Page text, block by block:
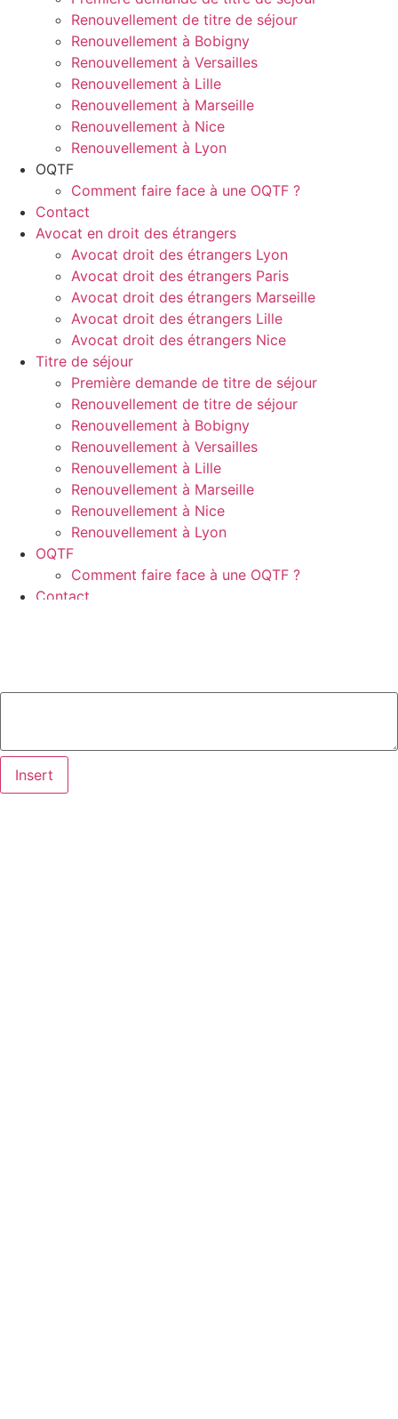
Renouvellement de titre de séjour
Renouvellement à Bobigny
Renouvellement à Versailles
Renouvellement à Lille
Renouvellement à Marseille
Renouvellement à Nice
Renouvellement à Lyon
OQTF
Comment faire face à une OQTF ?
Contact
Avocat en droit des étrangers
Avocat droit des étrangers Lyon
Avocat droit des étrangers Paris
Avocat droit des étrangers Marseille
Avocat droit des étrangers Lille
Avocat droit des étrangers Nice
Titre de séjour
Première demande de titre de séjour
Renouvellement de titre de séjour
Renouvellement à Bobigny
Renouvellement à Versailles
Renouvellement à Lille
Renouvellement à Marseille
Renouvellement à Nice
Renouvellement à Lyon
OQTF
Comment faire face à une OQTF ?
Contact
Insert